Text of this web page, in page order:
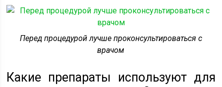
Перед процедурой лучше проконсультироваться с
врачом
Какие препараты используют для